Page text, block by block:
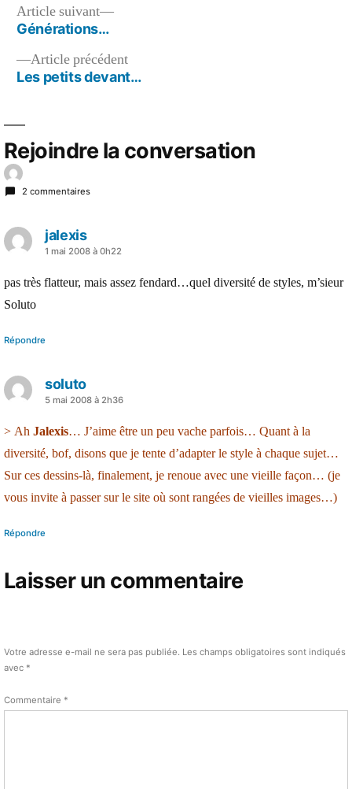
Navigation
de
l’article
Article précédentArticle
précédent :
Les petits devant…
Article suivant
Article
Générations…
Rejoindre la conversation
2 commentaires
jalexis
a
dit :
1 mai 2008 à 0h22
pas très flatteur, mais assez fendard…quel diversité de styles, m’sieur
Soluto
Répondre
soluto
a
dit :
5 mai 2008 à 2h36
> Ah Jalexis… J’aime être un peu vache parfois… Quant à la
diversité, bof, disons que je tente d’adapter le style à chaque sujet…
Sur ces dessins-là, finalement, je renoue avec une vieille façon… (je
vous invite à passer sur le site où sont rangées de vieilles images…)
Répondre
Laisser un commentaire
Votre adresse e-mail ne sera pas publiée. Les champs obligatoires sont indiqués
avec *
Commentaire *